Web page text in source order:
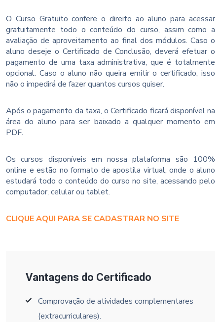
O Curso Gratuito confere o direito ao aluno para acessar
gratuitamente todo o conteúdo do curso, assim como a
avaliação de aproveitamento ao final dos módulos. Caso o
aluno deseje o Certificado de Conclusão, deverá efetuar o
pagamento de uma taxa administrativa, que é totalmente
opcional. Caso o aluno não queira emitir o certificado, isso
não o impedirá de fazer quantos cursos quiser.
Após o pagamento da taxa, o Certificado ficará disponível na
área do aluno para ser baixado a qualquer momento em
PDF.
Os cursos disponíveis em nossa plataforma são 100%
online e estão no formato de apostila virtual, onde o aluno
estudará todo o conteúdo do curso no site, acessando pelo
computador, celular ou tablet.
CLIQUE AQUI PARA SE CADASTRAR NO SITE
Vantagens do Certificado
Comprovação de atividades complementares
(extracurriculares).